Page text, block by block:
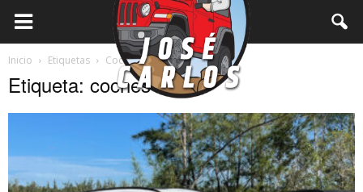
Inicio Etiquetas Coches
Etiqueta: coches